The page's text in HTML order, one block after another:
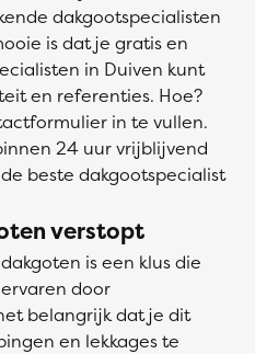
dakgootspecialisten
is dat je gratis en
in Duiven kunt
en referenties. Hoe?
in te vullen.
24 uur vrijblijvend
beste dakgootspecialist
verstopt
is een klus die
door
belangrijk dat je dit
en lekkages te